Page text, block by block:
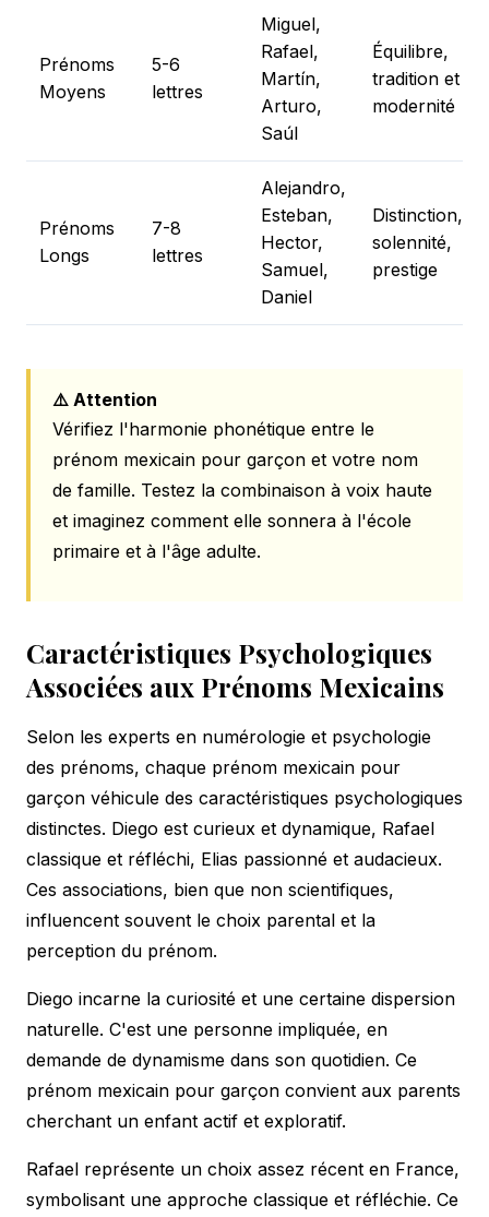
Prénoms
Moyens
5-6
lettres
Miguel,
Rafael,
Martín,
Arturo,
Saúl
Équilibre,
tradition et
modernité
Prénoms
Longs
7-8
lettres
Alejandro,
Esteban,
Hector,
Samuel,
Daniel
Distinction,
solennité,
prestige
⚠️ Attention
Vérifiez l'harmonie phonétique entre le
prénom mexicain pour garçon et votre nom
de famille. Testez la combinaison à voix haute
et imaginez comment elle sonnera à l'école
primaire et à l'âge adulte.
Caractéristiques Psychologiques
Associées aux Prénoms Mexicains
Selon les experts en numérologie et psychologie
des prénoms, chaque prénom mexicain pour
garçon véhicule des caractéristiques psychologiques
distinctes. Diego est curieux et dynamique, Rafael
classique et réfléchi, Elias passionné et audacieux.
Ces associations, bien que non scientifiques,
influencent souvent le choix parental et la
perception du prénom.
Diego incarne la curiosité et une certaine dispersion
naturelle. C'est une personne impliquée, en
demande de dynamisme dans son quotidien. Ce
prénom mexicain pour garçon convient aux parents
cherchant un enfant actif et exploratif.
Rafael représente un choix assez récent en France,
symbolisant une approche classique et réfléchie. Ce